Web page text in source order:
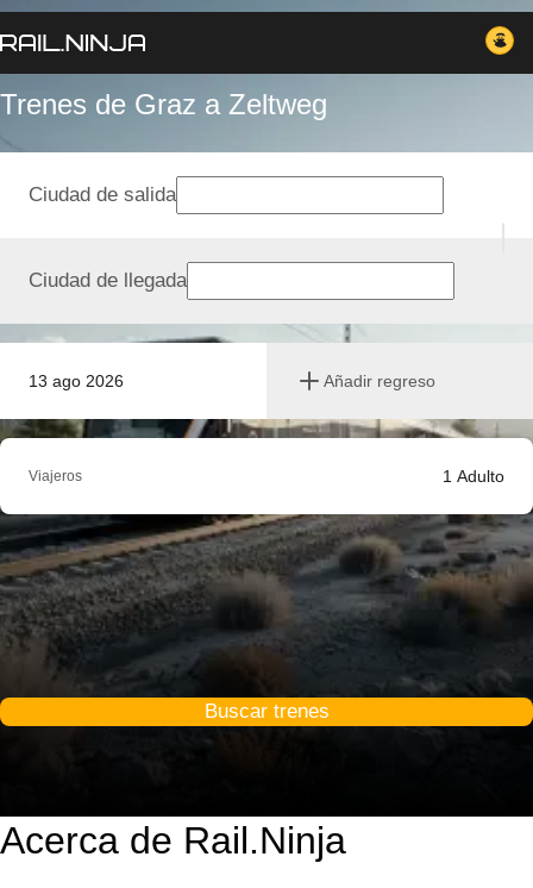
Trenes de Graz a Zeltweg
13 ago 2026 Añadir regreso
Ciudad de salida
Ciudad de llegada
Viajeros 1 Adulto
Buscar trenes
Acerca de Rail.Ninja